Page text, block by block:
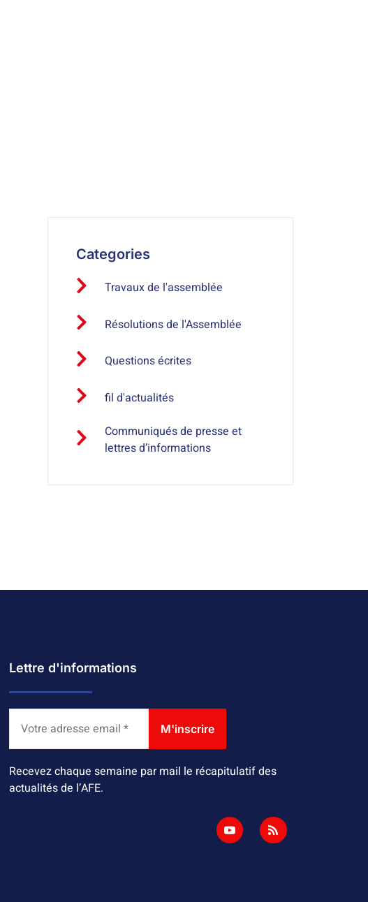
Categories
Travaux de l'assemblée
Résolutions de l'Assemblée
Questions écrites
fil d'actualités
Communiqués de presse et
lettres d’informations
Lettre d'informations
Recevez chaque semaine par mail le récapitulatif des
actualités de l’AFE.